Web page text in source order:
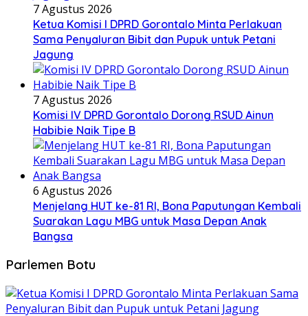
7 Agustus 2026
Ketua Komisi I DPRD Gorontalo Minta Perlakuan
Sama Penyaluran Bibit dan Pupuk untuk Petani
Jagung
7 Agustus 2026
Komisi IV DPRD Gorontalo Dorong RSUD Ainun
Habibie Naik Tipe B
6 Agustus 2026
Menjelang HUT ke-81 RI, Bona Paputungan Kembali
Suarakan Lagu MBG untuk Masa Depan Anak
Bangsa
Parlemen Botu